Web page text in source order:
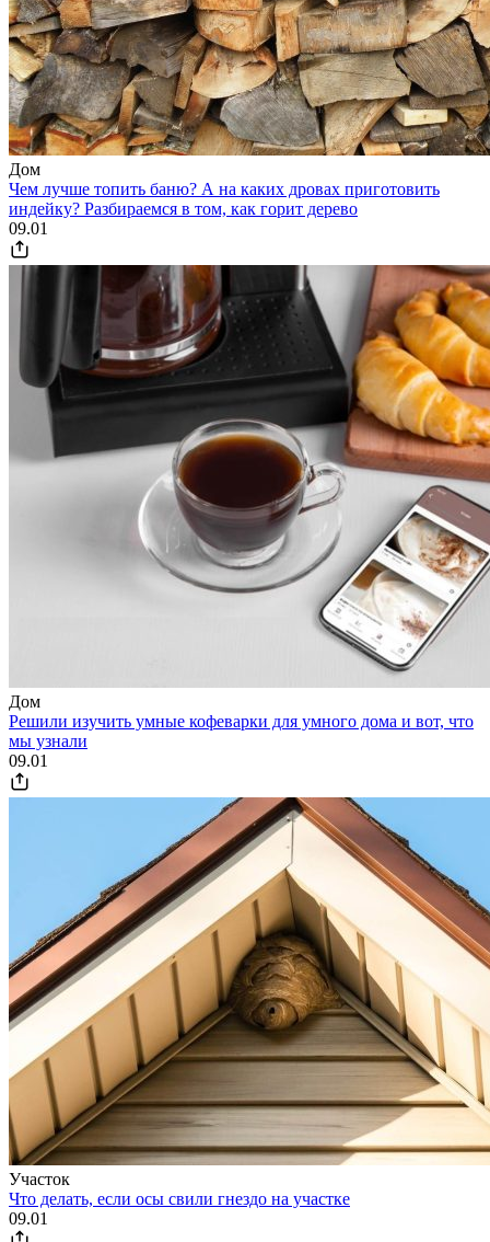
Дом
Чем лучше топить баню? А на каких дровах приготовить
индейку? Разбираемся в том, как горит дерево
09.01
Дом
Решили изучить умные кофеварки для умного дома и вот, что
мы узнали
09.01
Участок
Что делать, если осы свили гнездо на участке
09.01